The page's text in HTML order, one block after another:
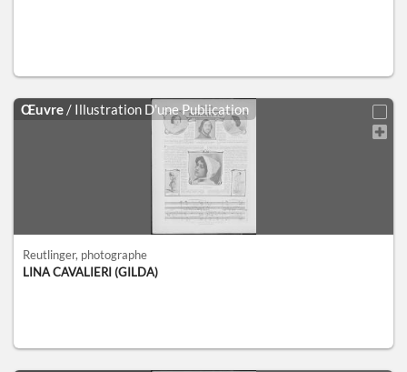
Œuvre / Illustration D'une Publication
Reutlinger, photographe
LINA CAVALIERI (GILDA)